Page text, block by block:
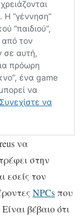
να
στην
εσείς τον
NPCsπου
βέβαιο ότι